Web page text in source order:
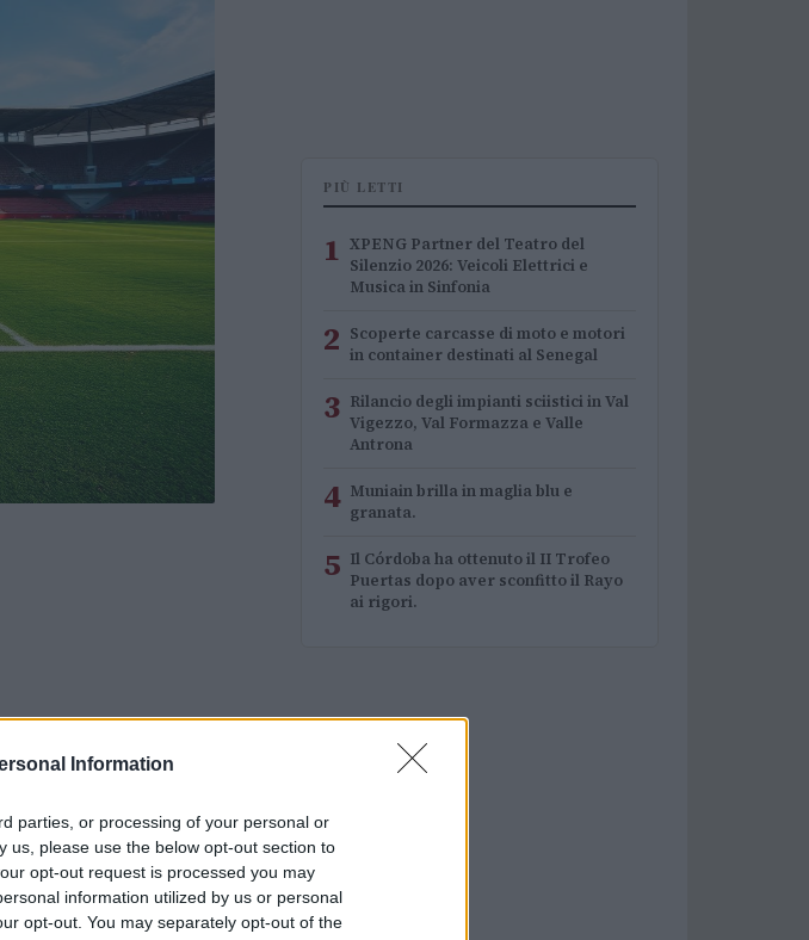
Information
parties, or processing of your personal or
us, please use the below opt-out section to
opt-out request is processed you may
information utilized by us or personal
opt-out. You may separately opt-out of the
PIÙ LETTI
1 XPENG Partner del Teatro del
Silenzio 2026: Veicoli Elettrici e
Musica in Sinfonia
2 Scoperte carcasse di moto e motori
in container destinati al Senegal
3 Rilancio degli impianti sciistici in Val
Vigezzo, Val Formazza e Valle
Antrona
4 Muniain brilla in maglia blu e
granata.
5 Il Córdoba ha ottenuto il II Trofeo
Puertas dopo aver sconfitto il Rayo
ai rigori.